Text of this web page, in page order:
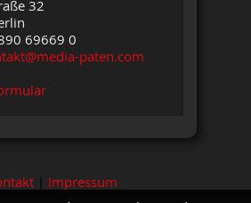
32
69669 0
paten.com
| Impressum